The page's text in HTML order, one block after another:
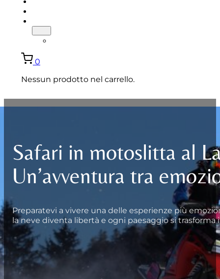
0
Nessun prodotto nel carrello.
Safari in motoslitta al
Un’avventura tra
Preparatevi a vivere una delle esperienze più
la neve diventa libertà e ogni paesaggio si trasforma